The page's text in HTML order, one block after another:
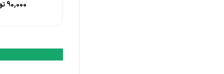
90,000